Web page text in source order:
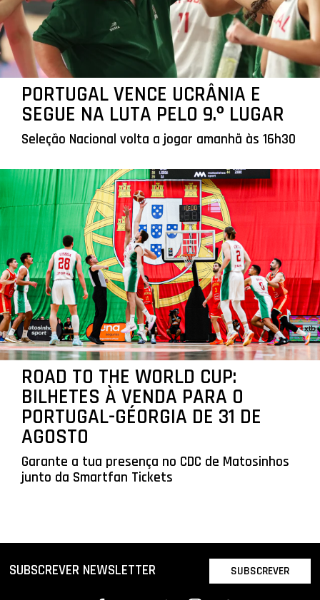
PORTUGAL VENCE UCRÂNIA E
SEGUE NA LUTA PELO 9.º LUGAR
Seleção Nacional volta a jogar amanhã às 16h30
ROAD TO THE WORLD CUP:
BILHETES À VENDA PARA O
PORTUGAL-GÉORGIA DE 31 DE
AGOSTO
Garante a tua presença no CDC de Matosinhos
junto da Smartfan Tickets
SUBSCREVER NEWSLETTER SUBSCREVER